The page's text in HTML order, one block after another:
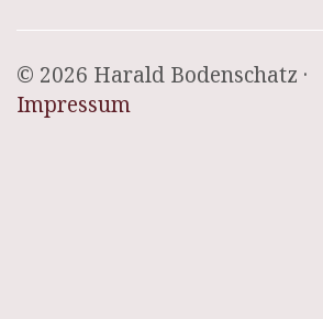
© 2026 Harald Bodenschatz ·
Impressum